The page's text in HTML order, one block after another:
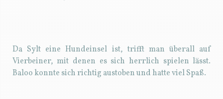
Da Sylt eine Hundeinsel ist, trifft man überall auf
Vierbeiner, mit denen es sich herrlich spielen lässt.
Baloo konnte sich richtig austoben und hatte viel Spaß.